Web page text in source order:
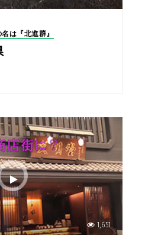
は『北進群』
1,651